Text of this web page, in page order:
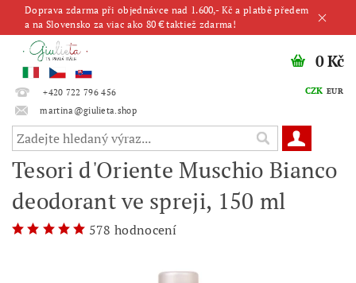
Doprava zdarma při objednávce nad 1.600,- Kč a platbě předem
a na Slovensko za viac ako 80 € taktiež zdarma!
+420 722 796 456
martina@giulieta.shop
CZK EUR
0 Kč
Tesori d'Oriente Muschio Bianco
deodorant ve spreji, 150 ml
578 hodnocení